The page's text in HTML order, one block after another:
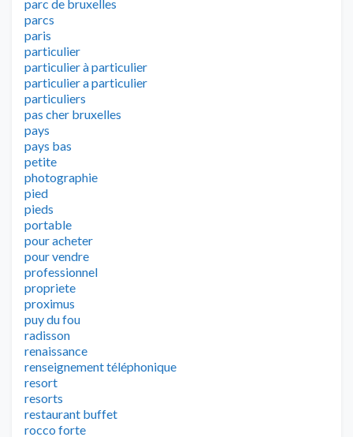
parc de bruxelles
parcs
paris
particulier
particulier à particulier
particulier a particulier
particuliers
pas cher bruxelles
pays
pays bas
petite
photographie
pied
pieds
portable
pour acheter
pour vendre
professionnel
propriete
proximus
puy du fou
radisson
renaissance
renseignement téléphonique
resort
resorts
restaurant buffet
rocco forte